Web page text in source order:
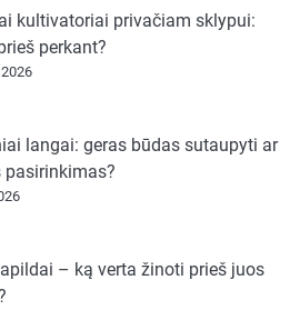
kultivatoriai privačiam sklypui:
perkant?
langai: geras būdas sutaupyti ar
pasirinkimas?
– ką verta žinoti prieš juos